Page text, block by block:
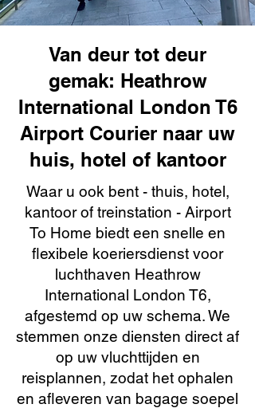
Van deur tot deur
gemak: Heathrow
International London T6
Airport Courier naar uw
huis, hotel of kantoor
Waar u ook bent - thuis, hotel,
kantoor of treinstation - Airport
To Home biedt een snelle en
flexibele koeriersdienst voor
luchthaven Heathrow
International London T6,
afgestemd op uw schema. We
stemmen onze diensten direct af
op uw vluchttijden en
reisplannen, zodat het ophalen
en afleveren van bagage soepel